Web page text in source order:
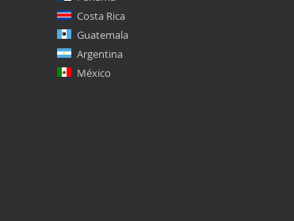
Costa Rica
Guatemala
Argentina
México